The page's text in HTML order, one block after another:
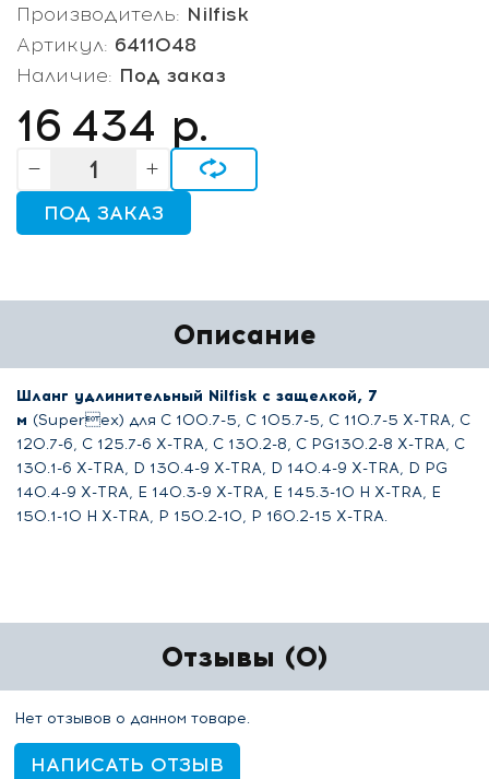
Производитель: Nilfisk
Артикул: 6411048
Наличие: Под заказ
16 434 р.
ПОД ЗАКАЗ
Описание
Шланг удлинительный Nilfisk с защелкой, 7
м (Superex) для C 100.7-5, C 105.7-5, C 110.7-5 X-TRA, C
120.7-6, C 125.7-6 X-TRA, C 130.2-8, C PG130.2-8 X-TRA, C
130.1-6 X-TRA, D 130.4-9 X-TRA, D 140.4-9 X-TRA, D PG
140.4-9 X-TRA, E 140.3-9 X-TRA, E 145.3-10 H X-TRA, E
150.1-10 H X-TRA, P 150.2-10, P 160.2-15 X-TRA.
Отзывы (0)
Нет отзывов о данном товаре.
НАПИСАТЬ ОТЗЫВ